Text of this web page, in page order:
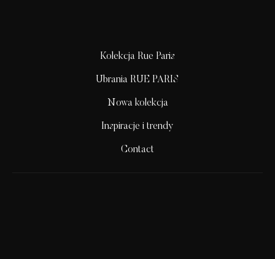
Kolekcja Rue Paris
Ubrania RUE PARIS
Nowa kolekcja
Inspiracje i trendy
Contact